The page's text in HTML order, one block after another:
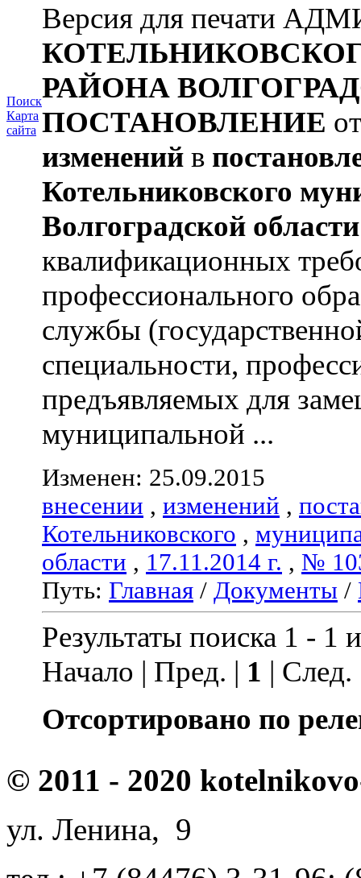
Поиск
Карта
сайта
Версия для печати
РАЙОНА
ПОСТАНОВЛЕНИЕ
изменений в
Котельниковского
Волгоградской области
квалификационных
профессионального
службы
специальности,
предъявляемых для
муниципальной ...
Изменен: 25.09.2015
внесении , изменений ,
Котельниковского ,
области , 17.11.2014 г. , №
Путь: Главная / Документы /
Результаты поиска 1 - 1
Начало | Пред. | 1 |
Отсортировано по
© 2011 - 2020
ул. Ленина, 9